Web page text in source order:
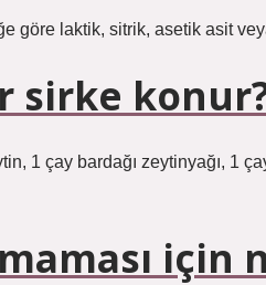
göre laktik, sitrik, asetik asit
sirke
1 çay bardağı zeytinyağı, 1
için